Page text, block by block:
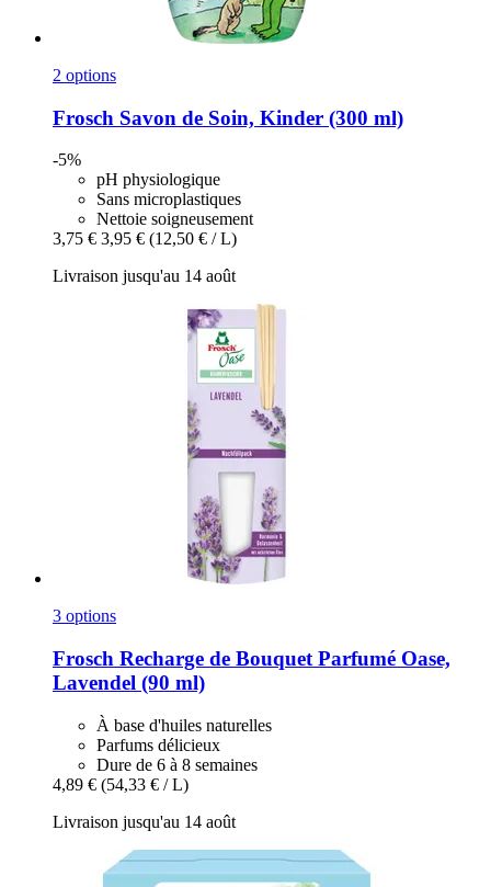
2 options
Frosch Savon de Soin, Kinder (300 ml)
-5%
pH physiologique
Sans microplastiques
Nettoie soigneusement
3,75 € 3,95 € (12,50 € / L)
Livraison jusqu'au 14 août
3 options
Frosch Recharge de Bouquet Parfumé Oase,
Lavendel (90 ml)
À base d'huiles naturelles
Parfums délicieux
Dure de 6 à 8 semaines
4,89 € (54,33 € / L)
Livraison jusqu'au 14 août